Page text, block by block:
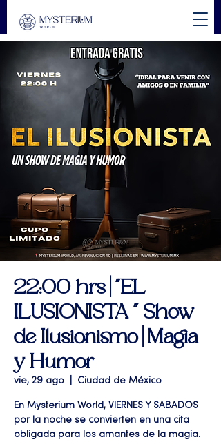
22:00 hrs | "EL
ILUSIONISTA " Show
de Ilusionismo | Magia
y Humor
vie, 29 ago Ciudad de México
En Mysterium World, VIERNES Y SABADOS
por la noche se convierten en una cita
obligada para los amantes de la magia.